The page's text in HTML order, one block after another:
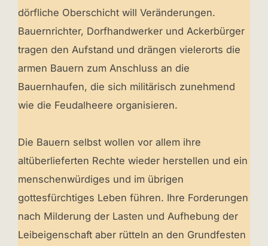
dörfliche Oberschicht will Veränderungen.
Bauernrichter, Dorfhandwerker und Ackerbürger
tragen den Aufstand und drängen vielerorts die
armen Bauern zum Anschluss an die
Bauernhaufen, die sich militärisch zunehmend
wie die Feudalheere organisieren.
Die Bauern selbst wollen vor allem ihre
altüberlieferten Rechte wieder herstellen und ein
menschenwürdiges und im übrigen
gottesfürchtiges Leben führen. Ihre Forderungen
nach Milderung der Lasten und Aufhebung der
Leibeigenschaft aber rütteln an den Grundfesten